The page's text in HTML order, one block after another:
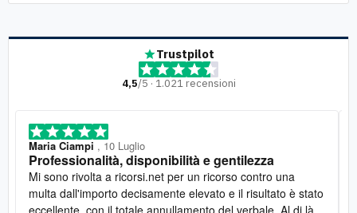
Trustpilot
4,5/5 · 1.021 recensioni
Maria Ciampi , 10 Luglio
Professionalità, disponibilità e gentilezza
Mi sono rivolta a ricorsi.net per un ricorso contro una
multa dall'importo decisamente elevato e il risultato è stato
eccellente, con il totale annullamento del verbale. Al di là